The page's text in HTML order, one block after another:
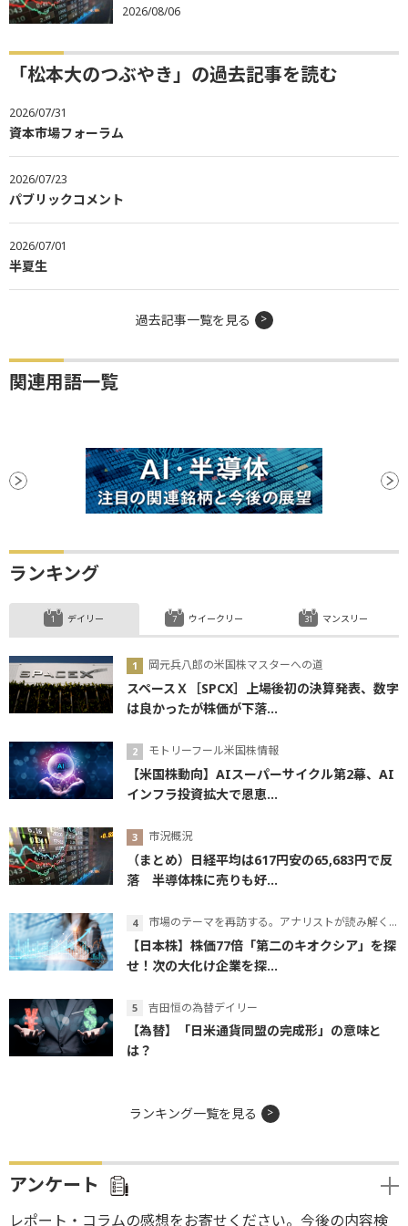
2026/08/06
「松本大のつぶやき」の過去記事を読む
2026/07/31
資本市場フォーラム
2026/07/23
パブリックコメント
2026/07/01
半夏生
過去記事一覧を見る
関連用語一覧
ランキング
デイリー
岡元兵八郎の米国株マスターへの道
スペースＸ［SPCX］上場後初の決算発表、数字
は良かったが株価が下落...
モトリーフール米国株情報
【米国株動向】AIスーパーサイクル第2幕、AI
インフラ投資拡大で恩恵...
市況概況
（まとめ）日経平均は617円安の65,683円で反
落 半導体株に売りも好...
市場のテーマを再訪する。アナリストが読み解くテーマの本質
【日本株】株価77倍「第二のキオクシア」を探
せ！次の大化け企業を探...
吉田恒の為替デイリー
【為替】「日米通貨同盟の完成形」の意味と
は？
ウイークリー マンスリー
ランキング一覧を見る
アンケート
レポート・コラムの感想をお寄せください。今後の内容検